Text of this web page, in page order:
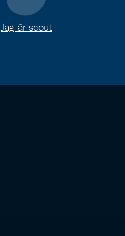
Jag är scout